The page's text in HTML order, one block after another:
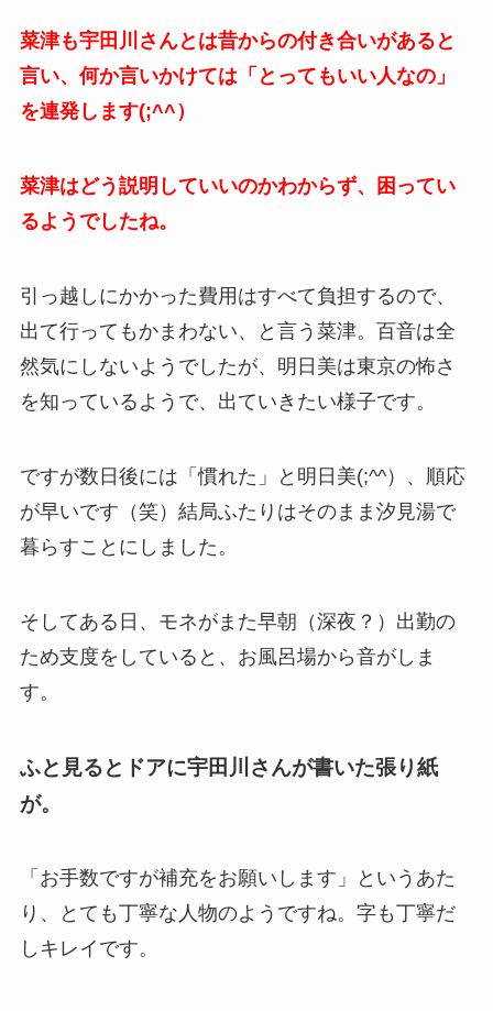
菜津も宇田川さんとは昔からの付き合いがあると
言い、何か言いかけては「とってもいい人なの」
を連発します(;^^）
菜津はどう説明していいのかわからず、困ってい
るようでしたね。
引っ越しにかかった費用はすべて負担するので、
出て行ってもかまわない、と言う菜津。百音は全
然気にしないようでしたが、明日美は東京の怖さ
を知っているようで、出ていきたい様子です。
ですが数日後には「慣れた」と明日美(;^^）、順応
が早いです（笑）結局ふたりはそのまま汐見湯で
暮らすことにしました。
そしてある日、モネがまた早朝（深夜？）出勤の
ため支度をしていると、お風呂場から音がしま
す。
ふと見るとドアに宇田川さんが書いた張り紙
が。
「お手数ですが補充をお願いします」というあた
り、とても丁寧な人物のようですね。字も丁寧だ
しキレイです。